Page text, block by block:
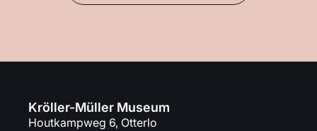
Kröller-Müller Museum
Houtkampweg 6, Otterlo